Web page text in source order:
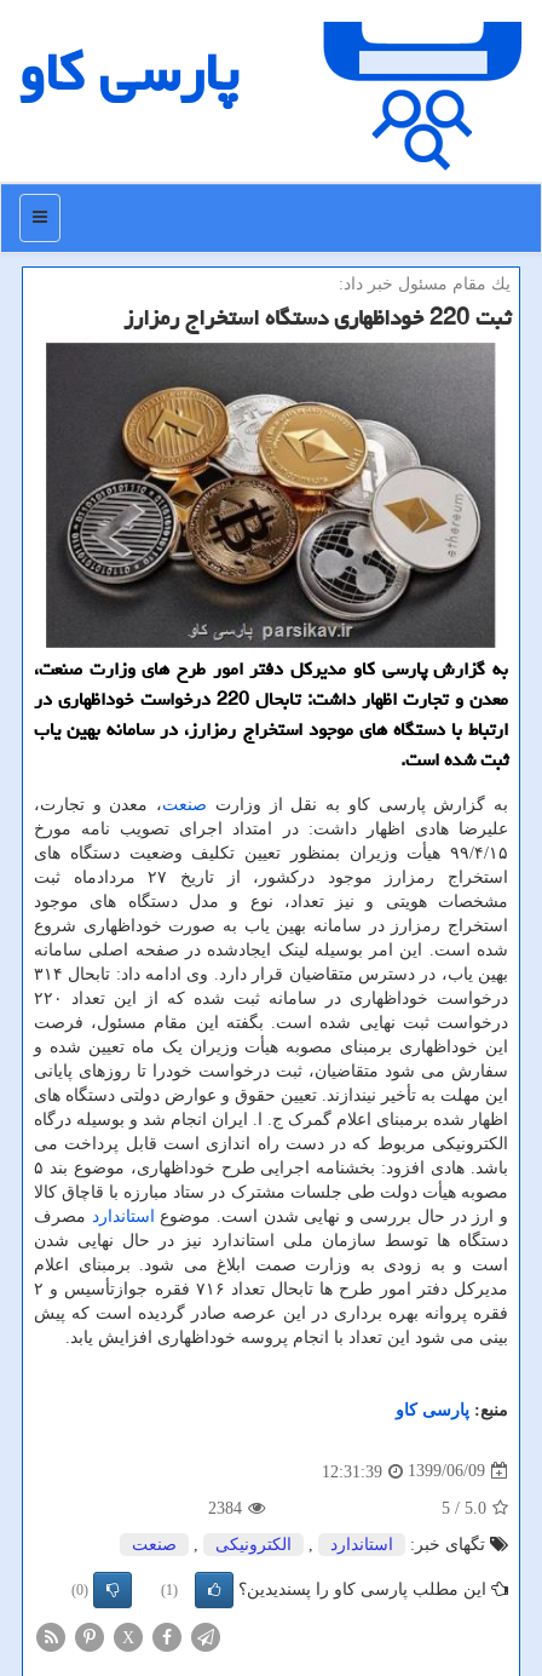
پارسی كاو
منو
یك مقام مسئول خبر داد:
ثبت 220 خوداظهاری دستگاه استخراج رمزارز
به گزارش پارسی كاو مدیركل دفتر امور طرح های وزارت صنعت،
معدن و تجارت اظهار داشت: تابحال 220 درخواست خوداظهاری در
ارتباط با دستگاه های موجود استخراج رمزارز، در سامانه بهین یاب
ثبت شده است.
به گزارش پارسی کاو به نقل از وزارت صنعت، معدن و تجارت،
علیرضا هادی اظهار داشت: در امتداد اجرای تصویب نامه مورخ
۹۹/۴/۱۵ هیأت وزیران بمنظور تعیین تکلیف وضعیت دستگاه های
استخراج رمزارز موجود درکشور، از تاریخ ۲۷ مردادماه ثبت
مشخصات هویتی و نیز تعداد، نوع و مدل دستگاه های موجود
استخراج رمزارز در سامانه بهین یاب به صورت خوداظهاری شروع
شده است. این امر بوسیله لینک ایجادشده در صفحه اصلی سامانه
بهین یاب، در دسترس متقاضیان قرار دارد. وی ادامه داد: تابحال ۳۱۴
درخواست خوداظهاری در سامانه ثبت شده که از این تعداد ۲۲۰
درخواست ثبت نهایی شده است. بگفته این مقام مسئول، فرصت
این خوداظهاری برمبنای مصوبه هیأت وزیران یک ماه تعیین شده و
سفارش می شود متقاضیان، ثبت درخواست خودرا تا روزهای پایانی
این مهلت به تأخیر نیندازند. تعیین حقوق و عوارض دولتی دستگاه های
اظهار شده برمبنای اعلام گمرک ج. ا. ایران انجام شد و بوسیله درگاه
الکترونیکی مربوط که در دست راه اندازی است قابل پرداخت می
باشد. هادی افزود: بخشنامه اجرایی طرح خوداظهاری، موضوع بند ۵
مصوبه هیأت دولت طی جلسات مشترک در ستاد مبارزه با قاچاق کالا
و ارز در حال بررسی و نهایی شدن است. موضوع استاندارد مصرف
دستگاه ها توسط سازمان ملی استاندارد نیز در حال نهایی شدن
است و به زودی به وزارت صمت ابلاغ می شود. برمبنای اعلام
مدیرکل دفتر امور طرح ها تابحال تعداد ۷۱۶ فقره جوازتأسیس و ۲
فقره پروانه بهره برداری در این عرصه صادر گردیده است که پیش
بینی می شود این تعداد با انجام پروسه خوداظهاری افزایش یابد.
منبع: پارسی كاو
1399/06/09
12:31:39
5.0
/ 5
2384
تگهای خبر:
استاندارد الكترونیكی صنعت
این مطلب پارسی کاو را پسندیدین؟ (1)
(0)
X